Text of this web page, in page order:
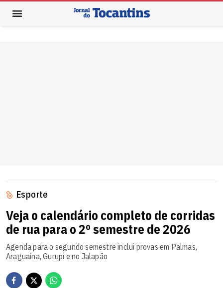
Esporte
Veja o calendário completo de corridas
de rua para o 2º semestre de 2026
Agenda para o segundo semestre inclui provas em Palmas,
Araguaína, Gurupi e no Jalapão